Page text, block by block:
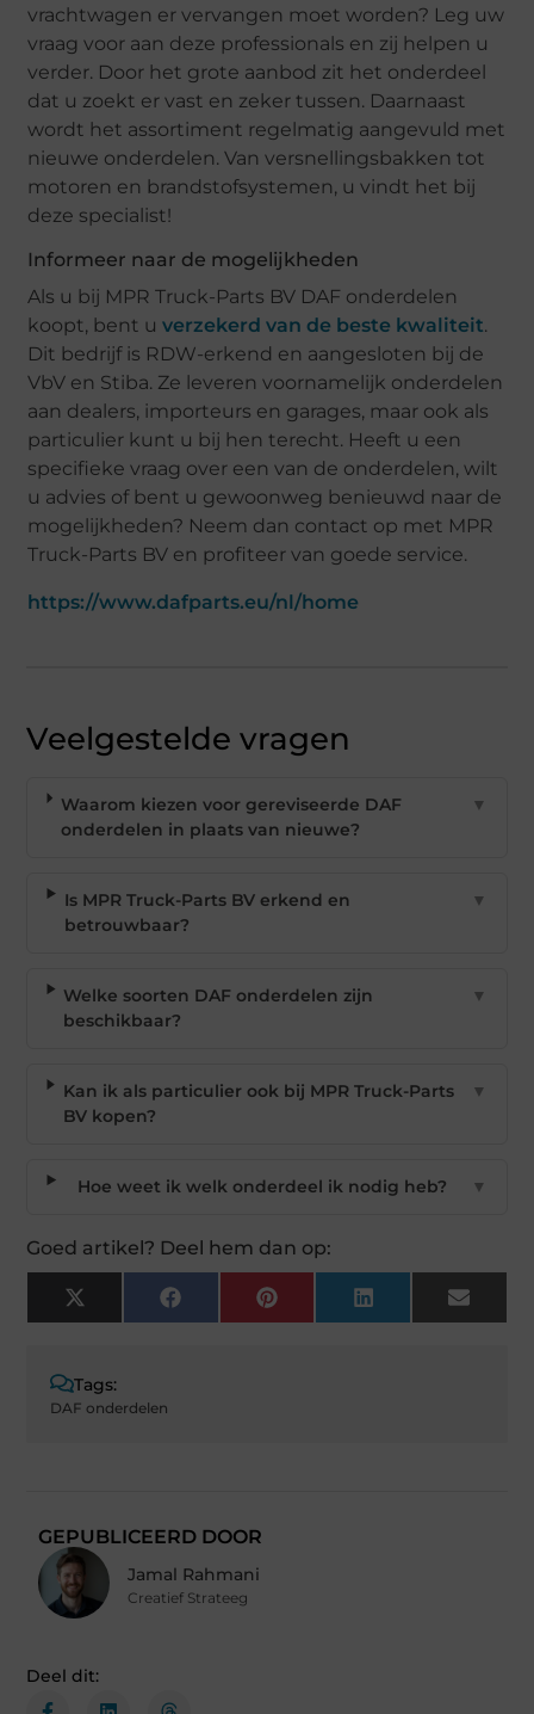
vrachtwagen er vervangen moet worden? Leg uw
vraag voor aan deze professionals en zij helpen u
verder. Door het grote aanbod zit het onderdeel
dat u zoekt er vast en zeker tussen. Daarnaast
wordt het assortiment regelmatig aangevuld met
nieuwe onderdelen. Van versnellingsbakken tot
motoren en brandstofsystemen, u vindt het bij
deze specialist!
Informeer naar de mogelijkheden
Als u bij MPR Truck-Parts BV DAF onderdelen
koopt, bent uverzekerd van de beste kwaliteit.
Dit bedrijf is RDW-erkend en aangesloten bij de
VbV en Stiba. Ze leveren voornamelijk onderdelen
aan dealers, importeurs en garages, maar ook als
particulier kunt u bij hen terecht. Heeft u een
specifieke vraag over een van de onderdelen, wilt
u advies of bent u gewoonweg benieuwd naar de
mogelijkheden? Neem dan contact op met MPR
Truck-Parts BV en profiteer van goede service.
https://www.dafparts.eu/nl/home
Veelgestelde vragen
Waarom kiezen voor gereviseerde DAF
onderdelen in plaats van nieuwe?
▼
Is MPR Truck-Parts BV erkend en
betrouwbaar?
▼
Welke soorten DAF onderdelen zijn
beschikbaar?
▼
Kan ik als particulier ook bij MPR Truck-Parts
BV kopen?
▼
Hoe weet ik welk onderdeel ik nodig heb? ▼
Goed artikel? Deel hem dan op:
X
(Twitter)
Facebook Pinterest LinkedIn Email
Tags:
DAF onderdelen
GEPUBLICEERD DOOR
Jamal Rahmani
Creatief Strateeg
Deel dit: